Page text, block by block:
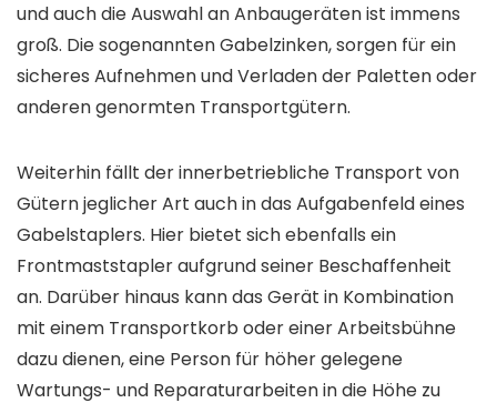
und auch die Auswahl an Anbaugeräten ist immens
groß. Die sogenannten Gabelzinken, sorgen für ein
sicheres Aufnehmen und Verladen der Paletten oder
anderen genormten Transportgütern.
Weiterhin fällt der innerbetriebliche Transport von
Gütern jeglicher Art auch in das Aufgabenfeld eines
Gabelstaplers. Hier bietet sich ebenfalls ein
Frontmaststapler aufgrund seiner Beschaffenheit
an. Darüber hinaus kann das Gerät in Kombination
mit einem Transportkorb oder einer Arbeitsbühne
dazu dienen, eine Person für höher gelegene
Wartungs- und Reparaturarbeiten in die Höhe zu